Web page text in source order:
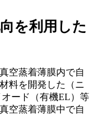
を利用した
空蒸着薄膜内で自
料を開発した（ニ
ード（有機EL）等
空蒸着薄膜中で自